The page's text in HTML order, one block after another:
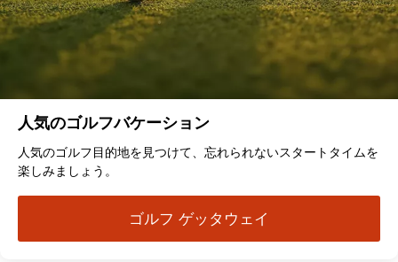
人気のゴルフバケーション
人気のゴルフ目的地を見つけて、忘れられないスタートタイムを
楽しみましょう。
ゴルフ ゲッタウェイ